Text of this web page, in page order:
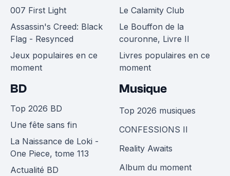
007 First Light
Assassin's Creed: Black
Flag - Resynced
Jeux populaires en ce
moment
Le Calamity Club
Le Bouffon de la
couronne, Livre II
Livres populaires en ce
moment
BD
Top 2026 BD
Une fête sans fin
La Naissance de Loki -
One Piece, tome 113
Actualité BD
Musique
Top 2026 musiques
CONFESSIONS II
Reality Awaits
Album du moment